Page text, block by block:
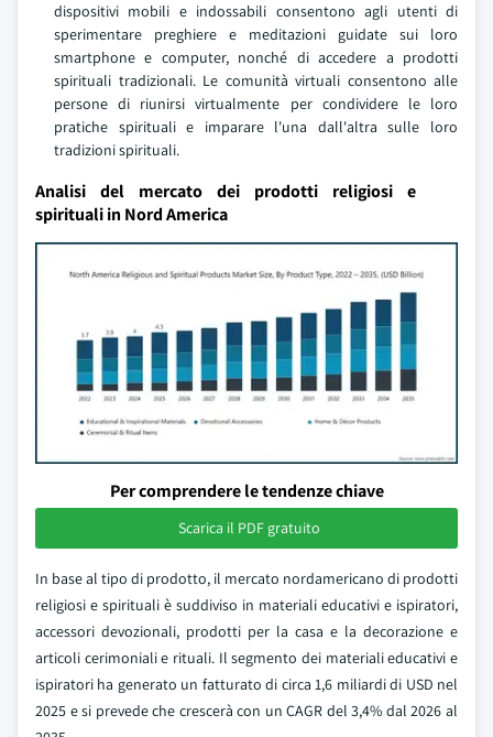
dispositivi mobili e indossabili consentono agli utenti di
sperimentare preghiere e meditazioni guidate sui loro
smartphone e computer, nonché di accedere a prodotti
spirituali tradizionali. Le comunità virtuali consentono alle
persone di riunirsi virtualmente per condividere le loro
pratiche spirituali e imparare l'una dall'altra sulle loro
tradizioni spirituali.
Analisi del mercato dei prodotti religiosi e
spirituali in Nord America
Per comprendere le tendenze chiave
Scarica il PDF gratuito
In base al tipo di prodotto, il mercato nordamericano di prodotti
religiosi e spirituali è suddiviso in materiali educativi e ispiratori,
accessori devozionali, prodotti per la casa e la decorazione e
articoli cerimoniali e rituali. Il segmento dei materiali educativi e
ispiratori ha generato un fatturato di circa 1,6 miliardi di USD nel
2025 e si prevede che crescerà con un CAGR del 3,4% dal 2026 al